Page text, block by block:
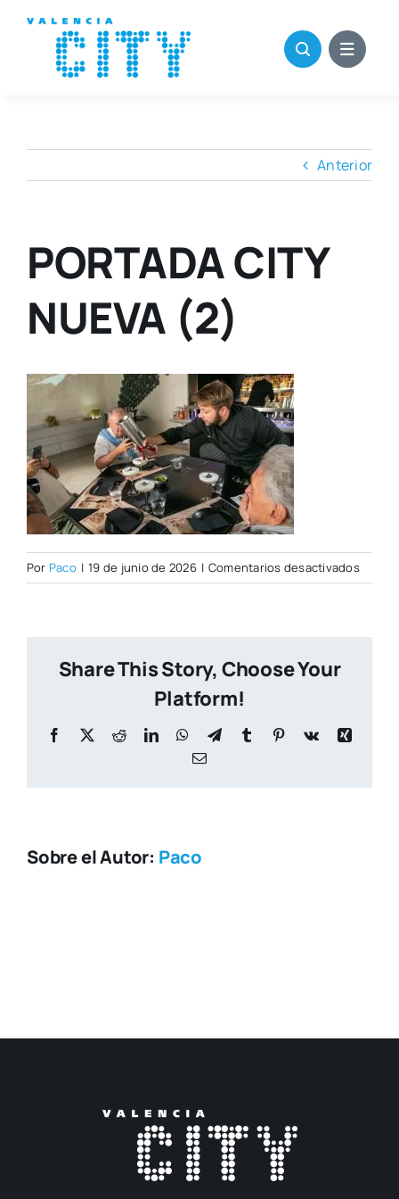
contenido
Anterior
PORTADA CITY
NUEVA (2)
Por Paco | 19 de junio de 2026 | Comentarios desactivadosen
Share This Story, Choose Your
Platform!
Facebook
X RedditLinkedInWhatsApp
TelegramTumblr Pinterest
Vk
Xing
Correo
Sobre el Autor: Paco